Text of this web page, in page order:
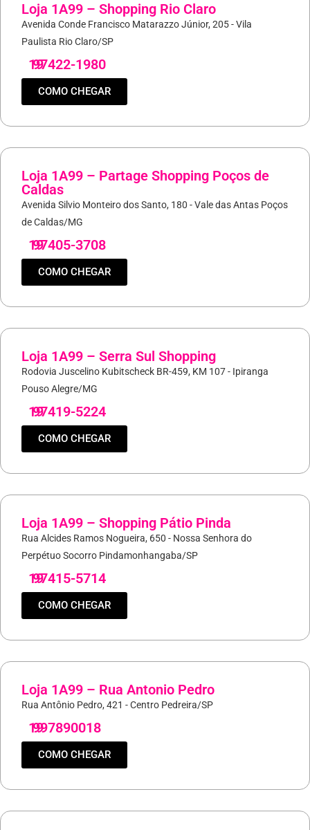
Loja 1A99 – Shopping Rio Claro
Avenida Conde Francisco Matarazzo Júnior, 205 - Vila
Paulista Rio Claro/SP
19
97422-1980
COMO CHEGAR
Loja 1A99 – Partage Shopping Poços de
Caldas
Avenida Silvio Monteiro dos Santo, 180 - Vale das Antas Poços
de Caldas/MG
19
97405-3708
COMO CHEGAR
Loja 1A99 – Serra Sul Shopping
Rodovia Juscelino Kubitscheck BR-459, KM 107 - Ipiranga
Pouso Alegre/MG
19
97419-5224
COMO CHEGAR
Loja 1A99 – Shopping Pátio Pinda
Rua Alcides Ramos Nogueira, 650 - Nossa Senhora do
Perpétuo Socorro Pindamonhangaba/SP
19
97415-5714
COMO CHEGAR
Loja 1A99 – Rua Antonio Pedro
Rua Antônio Pedro, 421 - Centro Pedreira/SP
19
997890018
COMO CHEGAR